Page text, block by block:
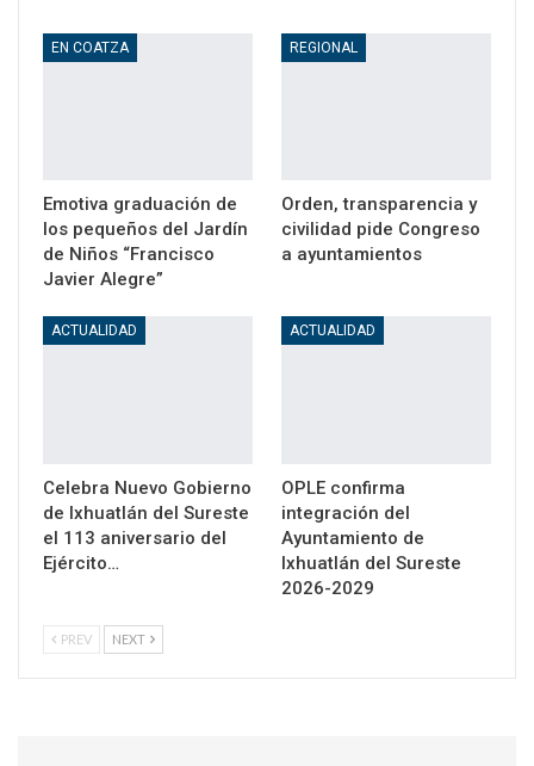
EN COATZA
Emotiva graduación de
los pequeños del Jardín
de Niños “Francisco
Javier Alegre”
REGIONAL
Orden, transparencia y
civilidad pide Congreso
a ayuntamientos
ACTUALIDAD
Celebra Nuevo Gobierno
de Ixhuatlán del Sureste
el 113 aniversario del
Ejército…
ACTUALIDAD
OPLE confirma
integración del
Ayuntamiento de
Ixhuatlán del Sureste
2026-2029
PREV NEXT